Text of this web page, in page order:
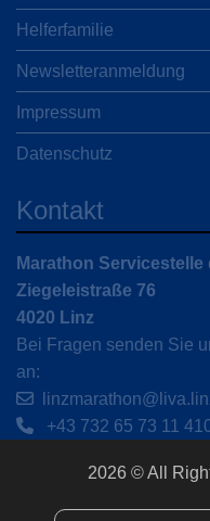
Helferfamilie
Newsletteranmeldung
Impressum
Datenschutz
Kontakt
Marathon Servicestelle
Ziegeleistraße 76
4020 Linz
Bei Fragen senden Sie
an:
+43 732 65 73 11
2026 © All